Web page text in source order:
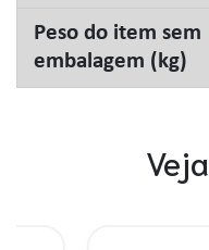
Peso do item sem
embalagem (kg)
Veja